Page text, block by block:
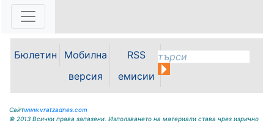
Бюлетин
Мобилна
версия
RSS
емисии
Сайтwww.vratzadnes.com
© 2013 Всички права запазени. Използването на материали става чрез изрично